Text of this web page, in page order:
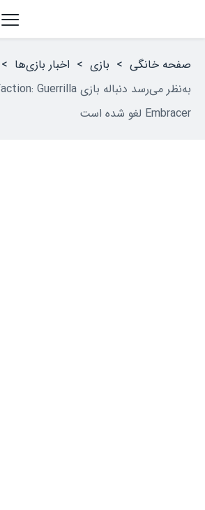
صفحه خانگی > بازی > اخبار بازی‌ها >
Embracer لغو شده است